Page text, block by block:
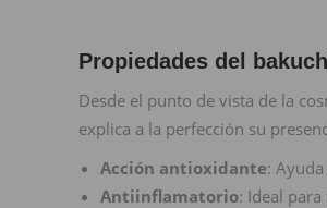
Propiedades del
Desde el punto de vista de la
explica a la perfección su
Acción antioxidante:
Antiinflamatorio: Ideal